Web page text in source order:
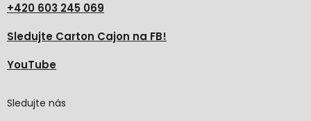
+420 603 245 069
Sledujte Carton Cajon na FB!
YouTube
Sledujte nás